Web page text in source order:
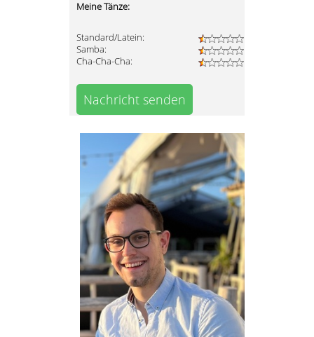
Meine Tänze:
Standard/Latein:
Samba:
Cha-Cha-Cha:
Nachricht senden